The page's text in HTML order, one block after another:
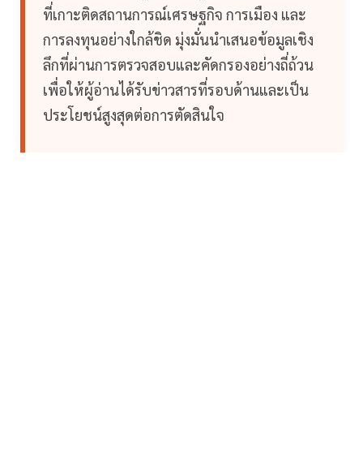
ที่เกาะติดสถานการณ์เศรษฐกิจ การเมือง และ
การลงทุนอย่างใกล้ชิด มุ่งมั่นนำเสนอข้อมูลเชิง
ลึกที่ผ่านการตรวจสอบและคัดกรองอย่างถี่ถ้วน
เพื่อให้ผู้อ่านได้รับข่าวสารที่รอบด้านและเป็น
ประโยชน์สูงสุดต่อการตัดสินใจ